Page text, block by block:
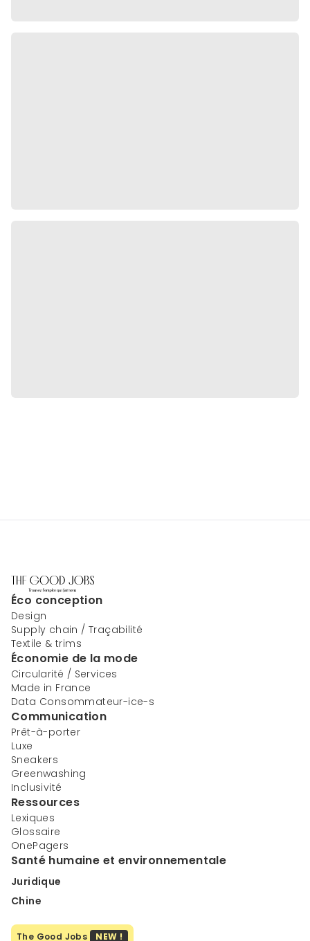
Éco conception
Design
Supply chain / Traçabilité
Textile & trims
Économie de la mode
Circularité / Services
Made in France
Data Consommateur-ice-s
Communication
Prêt-à-porter
Luxe
Sneakers
Greenwashing
Inclusivité
Ressources
Lexiques
Glossaire
OnePagers
Santé humaine et environnementale
Juridique
Chine
The Good Jobs NEW !